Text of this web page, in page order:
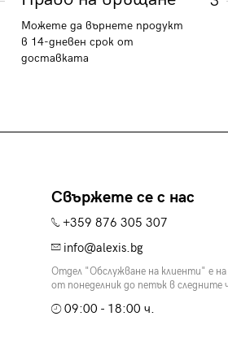
Можете да върнете продукт
в 14-дневен срок от
доставката
Свържете се с нас
+359 876 305 307
info@alexis.bg
Отдел "Обслужване на клиенти" е
от понеделник до петък в следните
09:00 - 18:00 ч.